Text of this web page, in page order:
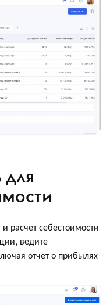
для
расчет себестоимости
ведите
отчет о прибылях